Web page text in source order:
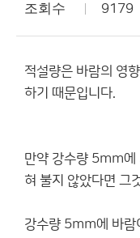
조회수 9179
적설량은 바람의 영
하기 때문입니다.
만약 강수량 5mm에
혀 불지 않았다면 그
강수량 5mm에 바람